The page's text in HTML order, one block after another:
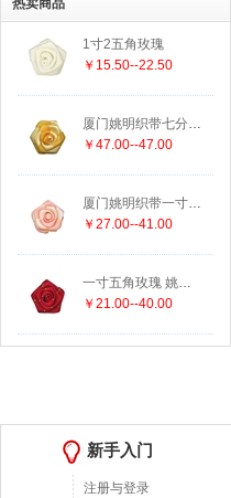
625
815印123
热卖商品
1寸2五角玫瑰
￥15.50--22.50
厦门姚明织带七分双色六角玫瑰
￥47.00--47.00
厦门姚明织带一寸双色五角玫瑰
￥27.00--41.00
一寸五角玫瑰 姚明花饰厂家直销
￥21.00--40.00
新手入门
注册与登录